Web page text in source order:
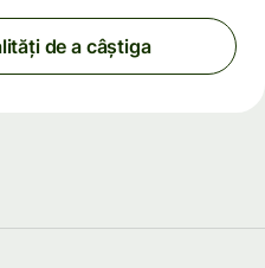
de a câștiga